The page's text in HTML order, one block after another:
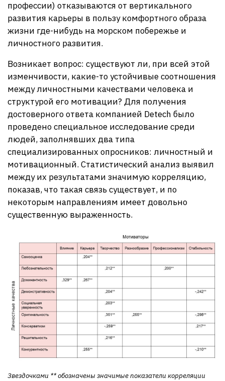
профессии) отказываются от вертикального
развития карьеры в пользу комфортного образа
жизни где-нибудь на морском побережье и
личностного развития.
Возникает вопрос: существуют ли, при всей этой
изменчивости, какие-то устойчивые соотношения
между личностными качествами человека и
структурой его мотивации? Для получения
достоверного ответа компанией Detech было
проведено специальное исследование среди
людей, заполнявших два типа
специализированных опросников: личностный и
мотивационный. Статистический анализ выявил
между их результатами значимую корреляцию,
показав, что такая связь существует, и по
некоторым направлениям имеет довольно
существенную выраженность.
Звездочками ** обозначены значимые показатели корреляции